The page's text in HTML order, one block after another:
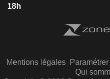
18h
Mentions légales
Qui